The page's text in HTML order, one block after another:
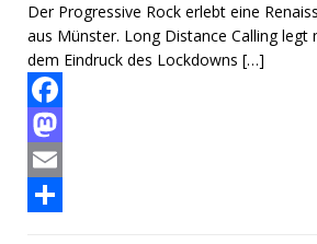
k
o
n
e
n
Der Progressive Rock erlebt eine
aus Münster. Long Distance Calling
dem Eindruck des Lockdowns […]
F
aM
aE